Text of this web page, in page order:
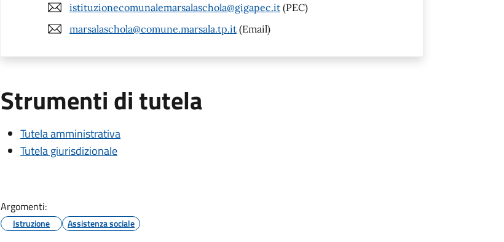
istituzionecomunalemarsalaschola@gigapec.it (PEC)
marsalaschola@comune.marsala.tp.it (Email)
Strumenti di tutela
Tutela amministrativa
Tutela giurisdizionale
Argomenti:
Istruzione Assistenza sociale